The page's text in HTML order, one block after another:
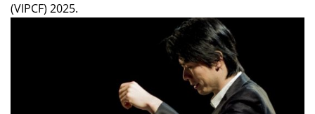
(VIPCF) 2025.